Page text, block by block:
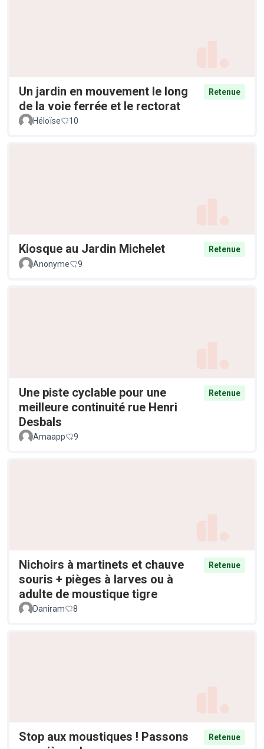
Un jardin en mouvement le long
de la voie ferrée et le rectorat
Retenue
Héloïse 10
Kiosque au Jardin Michelet
Retenue
Anonyme
9
Une piste cyclable pour une
meilleure continuité rue Henri
Desbals
Retenue
Amaapp 9
Nichoirs à martinets et chauve
souris + pièges à larves ou à
adulte de moustique tigre
Retenue
Daniram 8
Stop aux moustiques ! Passons
Retenue